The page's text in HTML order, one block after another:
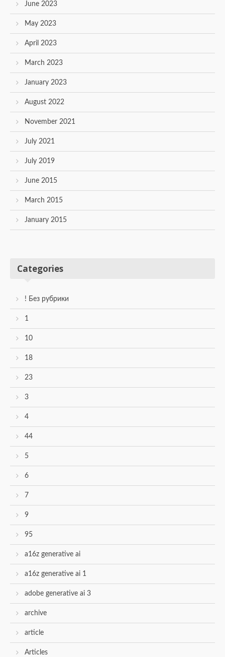
June 2023
May 2023
April 2023
March 2023
January 2023
August 2022
November 2021
July 2021
July 2019
June 2015
March 2015
January 2015
Categories
! Без рубрики
1
10
18
23
3
4
44
5
6
7
9
95
a16z generative ai
a16z generative ai 1
adobe generative ai 3
archive
article
Articles